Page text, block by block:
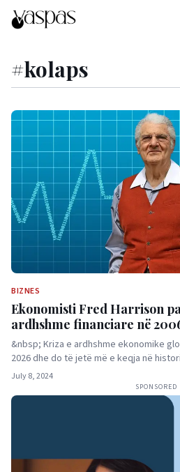
#kolaps
BIZNES
Ekonomisti Fred Harrison
ardhshme financiare në
edhe krizen e vitit 2008
&nbsp; Kriza e ardhshme ekonomike
2026 dhe do të jetë më e keqja në
July 8, 2024
SPONSORED